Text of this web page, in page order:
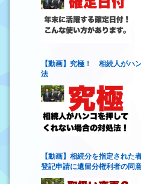
【動画】究極！ 相続人がハ
法
【動画】相続分を指定された
登記申請に遺留分権利者の同